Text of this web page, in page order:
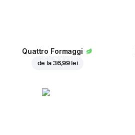
Quattro Formaggi
de la 36,99 lei